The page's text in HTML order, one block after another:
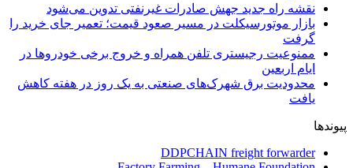
نقشه راه جدید جهش صادرات غیرنفتی تدوین می‌شود
بازار موتورسیکلت در مسیر صعود قیمت؛ تعمیر جای خرید را
گرفت
ممنوعیت رجیستری تلفن همراه و خروج برخی خودروها در
ایام اربعین
محدودیت برق شهرک‌های صنعتی به یک روز در هفته کاهش
یافت
پیوندها
DDPCHAIN freight forwarder